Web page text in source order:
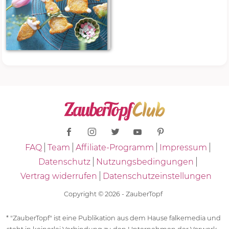
FAQ Team Affiliate-Programm
Impressum
Datenschutz
Nutzungsbedingungen
Vertrag widerrufen
Datenschutzeinstellungen
Copyright © 2026 - ZauberTopf
* "ZauberTopf" ist eine Publikation aus dem Hause falkemedia und